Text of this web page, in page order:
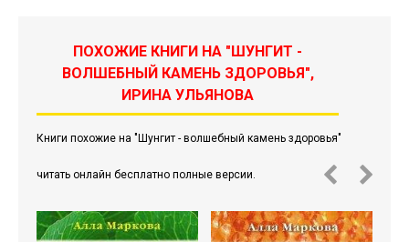
ПОХОЖИЕ КНИГИ НА "ШУНГИТ -
ВОЛШЕБНЫЙ КАМЕНЬ ЗДОРОВЬЯ",
ИРИНА УЛЬЯНОВА
Книги похожие на "Шунгит - волшебный камень здоровья"
читать онлайн бесплатно полные версии.